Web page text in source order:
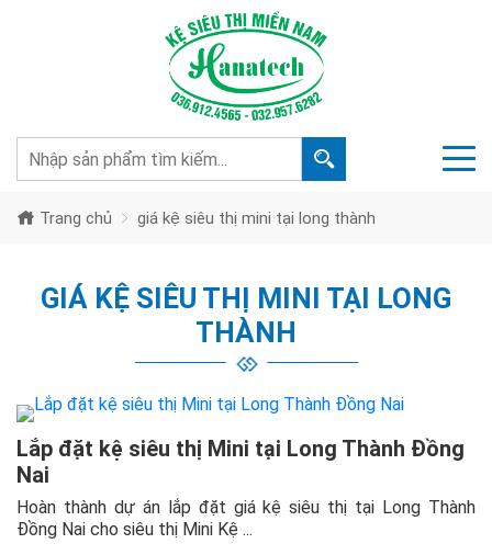
Trang chủ giá kệ siêu thị mini tại long thành
GIÁ KỆ SIÊU THỊ MINI TẠI LONG
THÀNH
Lắp đặt kệ siêu thị Mini tại Long Thành Đồng
Nai
Hoàn thành dự án lắp đặt giá kệ siêu thị tại Long Thành
Đồng Nai cho siêu thị Mini Kệ ...